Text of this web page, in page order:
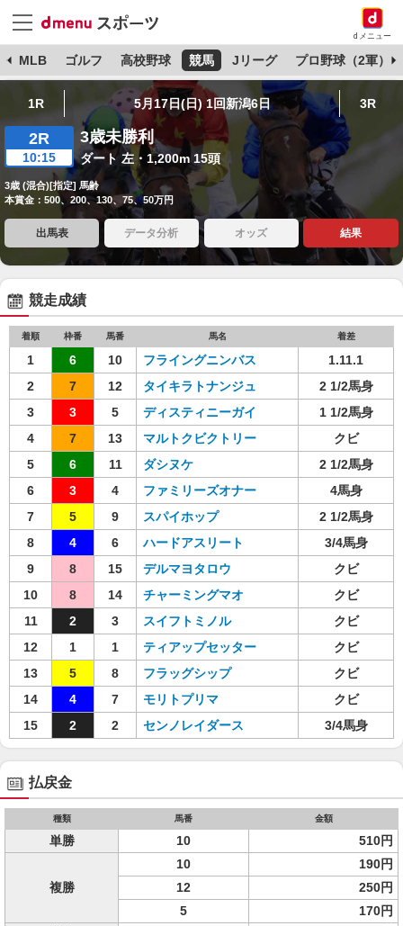
dメニュー
MLB ゴルフ 高校野球 競馬 Jリーグ プロ野球（2軍）
1R 5月17日(日) 1回新潟6日 3R
2R
10:15
3歳未勝利
ダート 左・1,200m 15頭
3歳 (混合)[指定] 馬齢
本賞金：500、200、130、75、50万円
出馬表 データ分析 オッズ 結果
競走成績
着順 枠番 馬番 馬名 着差
1 6 10 フライングニンバス
1.11.1
2
7 12 タイキラトナンジュ
2 1/2馬身
3
3 5 ディスティニーガイ
1 1/2馬身
4
7 13 マルトクビクトリー
クビ
5
6 11 ダシヌケ
2 1/2馬身
6
3 4 ファミリーズオナー
4馬身
7
5 9 スパイホップ
2 1/2馬身
8
4 6 ハードアスリート
3/4馬身
9
8 15 デルマヨタロウ
クビ
10
8 14 チャーミングマオ
クビ
11
2 3 スイフトミノル
クビ
12
1 1 ティアップセッター
クビ
13
5 8 フラッグシップ
クビ
14
4 7 モリトプリマ
クビ
15
2 2 センノレイダース 3/4馬身
払戻金
種類 馬番 金額
単勝 10 510円
複勝
10
190円
12
250円
5
170円